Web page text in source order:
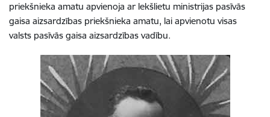
priekšnieka amatu apvienoja ar lekšlietu ministrijas pasīvās
gaisa aizsardzības priekšnieka amatu, lai apvienotu visas
valsts pasīvās gaisa aizsardzības vadību.